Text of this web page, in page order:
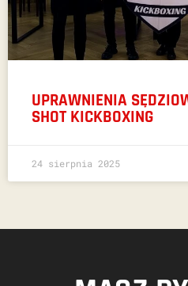
UPRAWNIENIA
SHOT KICKBOXING
24 sierpnia 2025